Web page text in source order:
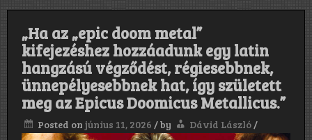
to
Ha
még
„Ha az „epic doom metal”
kifejezéshez hozzáadunk egy latin
hangzású végződést, régiesebbnek,
ünnepélyesebbnek hat, így született
meg az Epicus Doomicus Metallicus.”
Posted on június 11, 2026 /by Dávid László /